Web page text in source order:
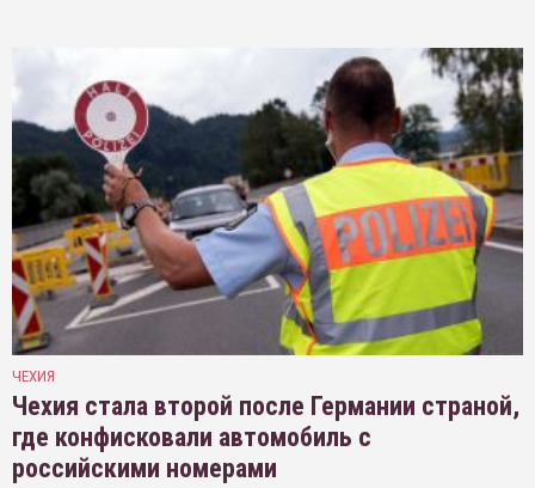
ЧЕХИЯ
Чехия стала второй после Германии страной,
где конфисковали автомобиль с
российскими номерами